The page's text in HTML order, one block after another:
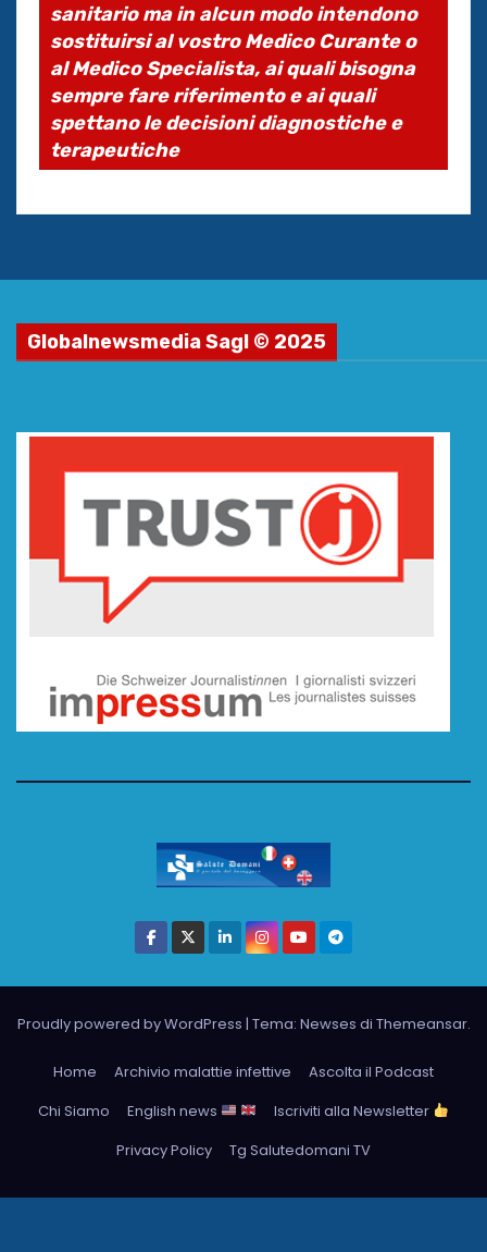
sanitario ma in alcun modo intendono
sostituirsi al vostro Medico Curante o
al Medico Specialista, ai quali bisogna
sempre fare riferimento e ai quali
spettano le decisioni diagnostiche e
terapeutiche
Globalnewsmedia Sagl © 2025
Proudly powered by WordPress | Tema: Newses di Themeansar.
Home Archivio malattie infettive
Ascolta il Podcast
Chi Siamo
English news
Iscriviti alla Newsletter
Privacy Policy
Tg Salutedomani TV